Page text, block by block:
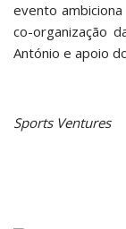
evento
co-organização
António e apoio
Sports Ventures